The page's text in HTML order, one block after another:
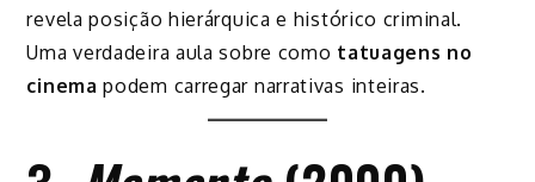
revela posição hierárquica e histórico criminal.
Uma verdadeira aula sobre como tatuagens no
cinema podem carregar narrativas inteiras.